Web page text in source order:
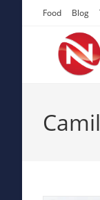
Food Blog